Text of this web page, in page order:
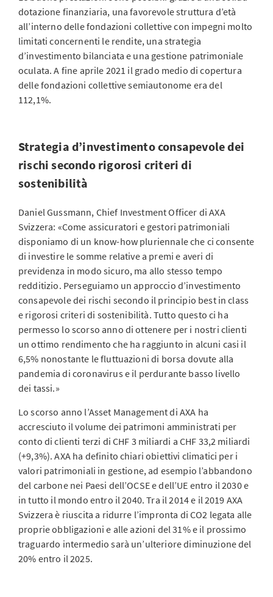
dotazione finanziaria, una favorevole struttura d’età
all’interno delle fondazioni collettive con impegni molto
limitati concernenti le rendite, una strategia
d’investimento bilanciata e una gestione patrimoniale
oculata. A fine aprile 2021 il grado medio di copertura
delle fondazioni collettive semiautonome era del
112,1%.
Strategia d’investimento consapevole dei
rischi secondo rigorosi criteri di
sostenibilità
Daniel Gussmann, Chief Investment Officer di AXA
Svizzera: «Come assicuratori e gestori patrimoniali
disponiamo di un know-how pluriennale che ci consente
di investire le somme relative a premi e averi di
previdenza in modo sicuro, ma allo stesso tempo
redditizio. Perseguiamo un approccio d’investimento
consapevole dei rischi secondo il principio best in class
e rigorosi criteri di sostenibilità. Tutto questo ci ha
permesso lo scorso anno di ottenere per i nostri clienti
un ottimo rendimento che ha raggiunto in alcuni casi il
6,5% nonostante le fluttuazioni di borsa dovute alla
pandemia di coronavirus e il perdurante basso livello
dei tassi.»
Lo scorso anno l’Asset Management di AXA ha
accresciuto il volume dei patrimoni amministrati per
conto di clienti terzi di CHF 3 miliardi a CHF 33,2 miliardi
(+9,3%). AXA ha definito chiari obiettivi climatici per i
valori patrimoniali in gestione, ad esempio l’abbandono
del carbone nei Paesi dell’OCSE e dell’UE entro il 2030 e
in tutto il mondo entro il 2040. Tra il 2014 e il 2019 AXA
Svizzera è riuscita a ridurre l’impronta di CO2 legata alle
proprie obbligazioni e alle azioni del 31% e il prossimo
traguardo intermedio sarà un’ulteriore diminuzione del
20% entro il 2025.